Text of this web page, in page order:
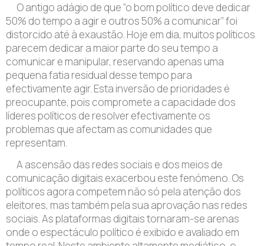
O antigo adágio de que “o bom político deve dedicar
50% do tempo a agir e outros 50% a comunicar” foi
distorcido até à exaustão. Hoje em dia, muitos políticos
parecem dedicar a maior parte do seu tempo a
comunicar e manipular, reservando apenas uma
pequena fatia residual desse tempo para
efectivamente agir. Esta inversão de prioridades é
preocupante, pois compromete a capacidade dos
líderes políticos de resolver efectivamente os
problemas que afectam as comunidades que
representam.
A ascensão das redes sociais e dos meios de
comunicação digitais exacerbou este fenómeno. Os
políticos agora competem não só pela atenção dos
eleitores, mas também pela sua aprovação nas redes
sociais. As plataformas digitais tornaram-se arenas
onde o espectáculo político é exibido e avaliado em